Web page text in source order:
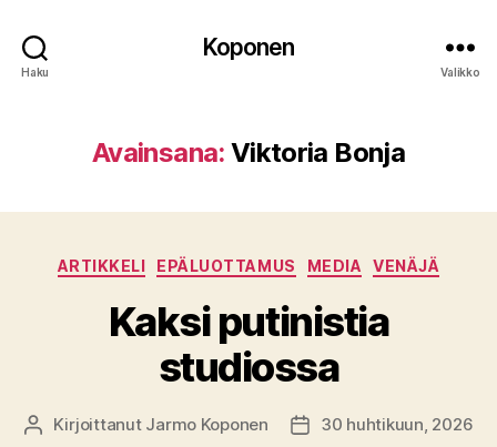
Haku
Koponen
Valikko
Avainsana: Viktoria Bonja
Kategoriat
ARTIKKELI EPÄLUOTTAMUS MEDIA VENÄJÄ
Kaksi putinistia
studiossa
Kirjoittaja
Kirjoittanut Jarmo Koponen Julkaisupäivämäärä
30 huhtikuun, 2026